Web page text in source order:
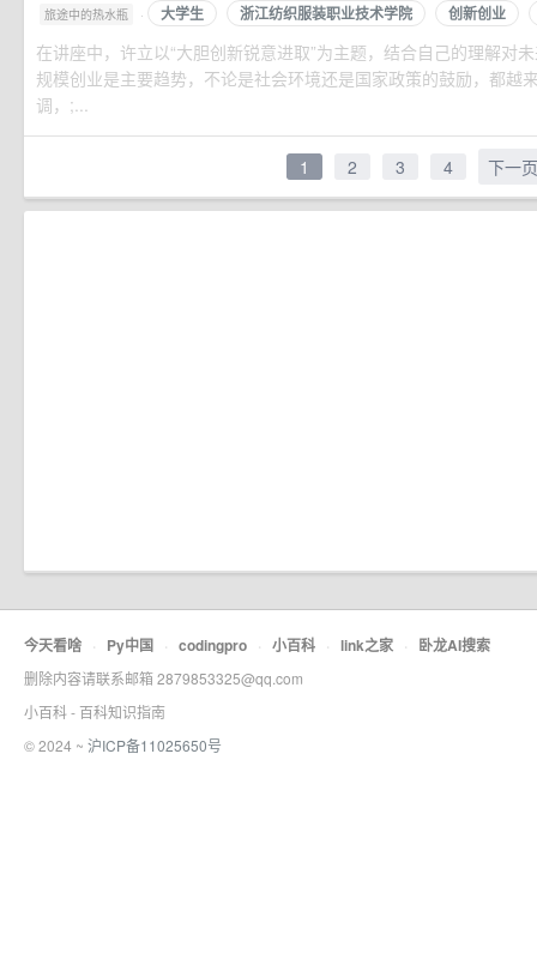
旅途中的热水瓶 · 大学生 浙江纺织服装职业技术学院 创新创业
在讲座中，许立以“大胆创新锐意进取”为主题，结合自己的理解对
规模创业是主要趋势，不论是社会环境还是国家政策的鼓励，都越
调，;...
1 2 3 4 下一页
今天看啥 · Py中国 · codingpro · 小百科 · link之家 · 卧龙AI搜索
删除内容请联系邮箱 2879853325@qq.com
小百科 - 百科知识指南
© 2024 ~ 沪ICP备11025650号